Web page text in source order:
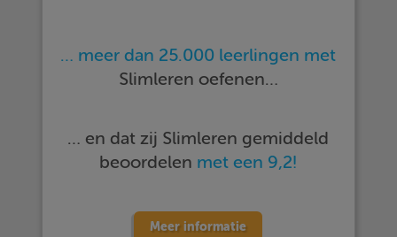
… meer dan 25.000 leerlingen met
Slimleren oefenen…
… en dat zij Slimleren gemiddeld
beoordelen met een 9,2!
Meer informatie